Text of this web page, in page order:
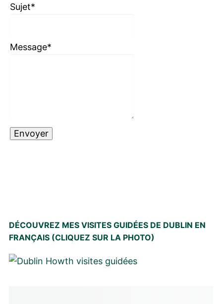
Sujet*
Message*
DÉCOUVREZ MES VISITES GUIDÉES DE DUBLIN EN
FRANÇAIS (CLIQUEZ SUR LA PHOTO)